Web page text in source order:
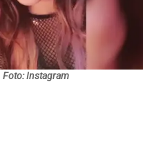
Foto: Instagram